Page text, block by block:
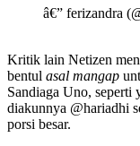
â€” ferizandra
Kritik lain Netizen
bentul asal mangap
Sandiaga Uno, seperti
diakunnya @hariadhi
porsi besar.